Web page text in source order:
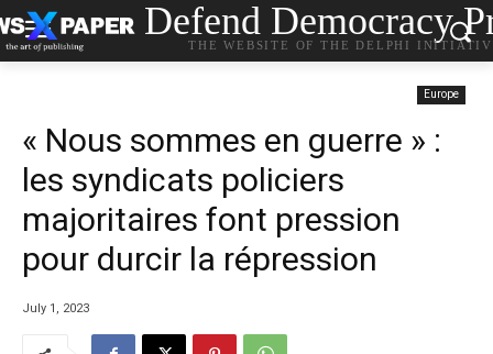
Defend Democracy
THE WEBSITE OF THE DELPHI
Europe
« Nous sommes en guerre » :
les syndicats policiers
majoritaires font pression
pour durcir la répression
July 1, 2023